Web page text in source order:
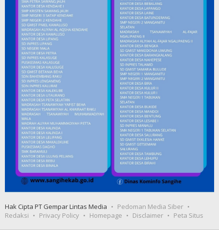
Hak Cipta PT Gempar Lintas Media
Pedoman Media Siber
Redaksi
Privacy Policy Homepage Disclaimer Peta Situs